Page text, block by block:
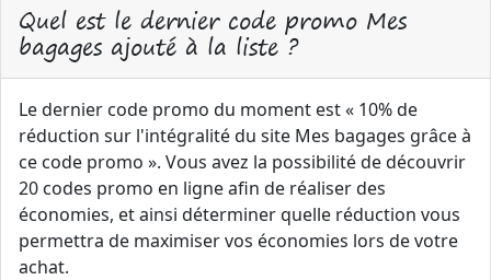
Quel est le dernier code promo Mes
bagages ajouté à la liste ?
Le dernier code promo du moment est « 10% de
réduction sur l'intégralité du site Mes bagages grâce à
ce code promo ». Vous avez la possibilité de découvrir
20 codes promo en ligne afin de réaliser des
économies, et ainsi déterminer quelle réduction vous
permettra de maximiser vos économies lors de votre
achat.